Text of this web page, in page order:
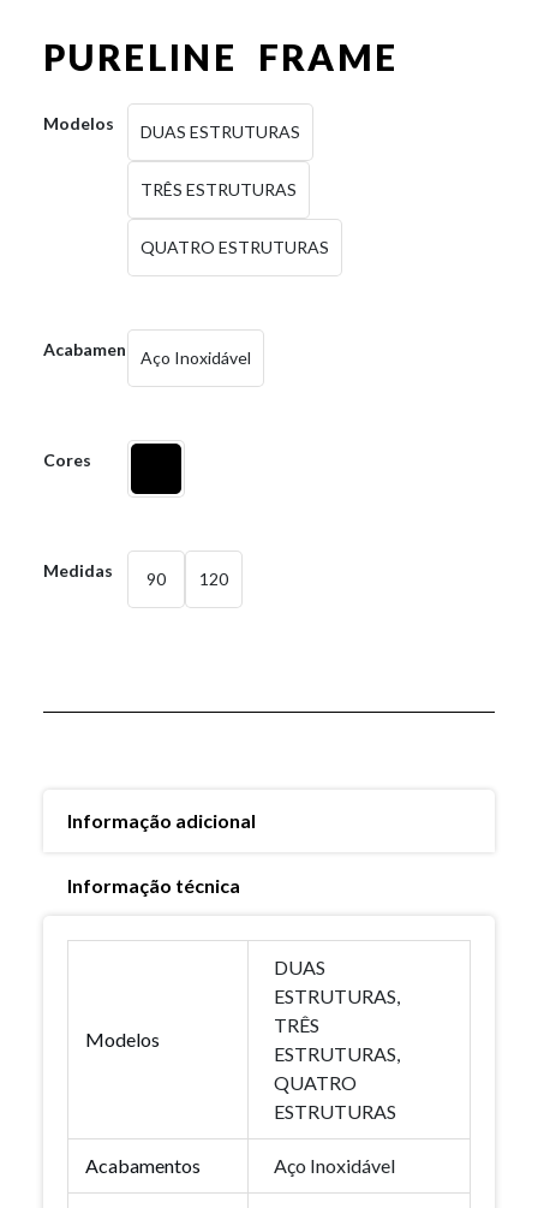
PURELINE FRAME
Modelos DUAS ESTRUTURAS
TRÊS ESTRUTURAS
QUATRO ESTRUTURAS
AcabamentosAço Inoxidável
Cores
Medidas 90 120
Informação adicional
Informação técnica
Modelos
DUAS
ESTRUTURAS,
TRÊS
ESTRUTURAS,
QUATRO
ESTRUTURAS
Acabamentos Aço Inoxidável